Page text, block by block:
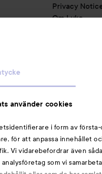
använder cookies
i form av
för att anpassa innehållet
Vi vidarebefordrar även
som vi
Privacy
Om Lyko
Michael
Cookie
Partners
Du